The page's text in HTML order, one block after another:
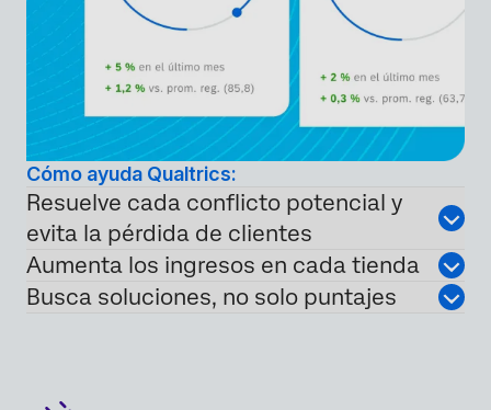
Cómo ayuda Qualtrics:
Resuelve cada conflicto potencial y
evita la pérdida de clientes
Aumenta los ingresos en cada tienda
Busca soluciones, no solo puntajes